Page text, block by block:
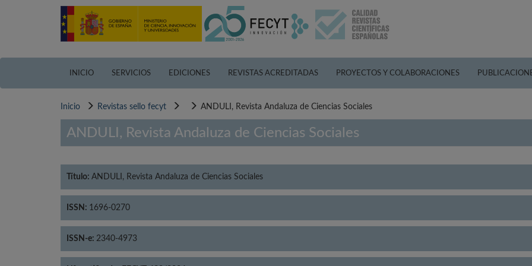
INICIO SERVICIOS EDICIONES REVISTAS ACREDITADAS PROYECTOS Y COLABORACIONES
Inicio Revistas sello fecyt ANDULI, Revista Andaluza de Ciencias Sociales
ANDULI, Revista Andaluza de Ciencias Sociales
Título: ANDULI, Revista Andaluza de Ciencias Sociales
ISSN: 1696-0270
ISSN-e: 2340-4973